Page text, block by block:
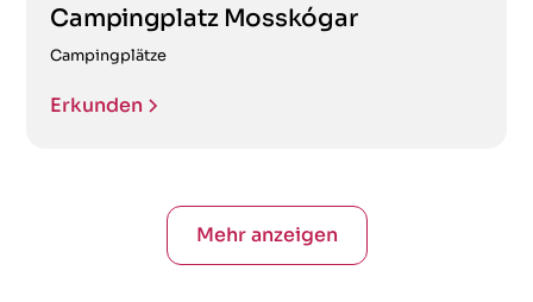
Campingplatz Mosskógar
Campingplätze
Erkunden
Mehr anzeigen